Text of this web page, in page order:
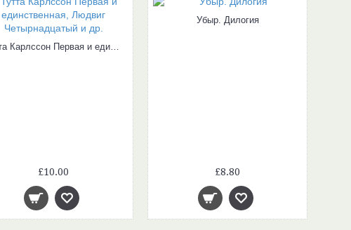
Тутта Карлссон Первая и единственная, Людвиг Четырнадцатый и др.
£10.00
Убыр. Дилогия
£8.80